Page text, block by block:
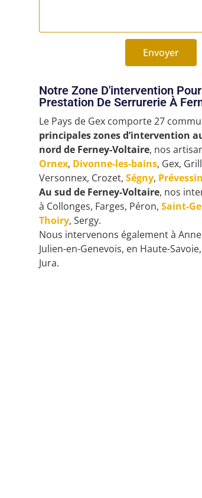
Envoyer
Notre Zone D'intervention
Prestation De Serrurerie À
Le Pays de Gex comporte 27
principales zones d’intervention
nord de Ferney-Voltaire, nos
Ornex, Divonne-les-bains, Gex,
Versonnex, Crozet, Ségny,
Au sud de Ferney-Voltaire, nos
à Collonges, Farges, Péron, Saint-
Thoiry, Sergy.
Nous intervenons également à
Julien-en-Genevois, en Haute-
Jura.